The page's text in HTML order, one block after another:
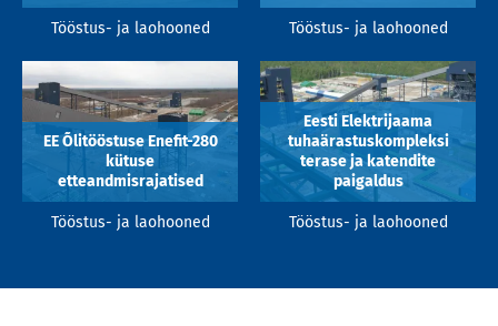
Tööstus- ja laohooned Tööstus- ja laohooned
EE Õlitööstuse Enefit-280
kütuse
etteandmisrajatised
Tööstus- ja laohooned
Eesti Elektrijaama
tuhaärastuskompleksi
terase ja katendite
paigaldus
Tööstus- ja laohooned